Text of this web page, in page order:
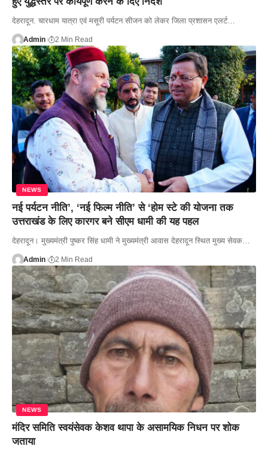
देहरादून. चारधाम यात्रा एवं मसूरी पर्यटन सीजन को लेकर जिला प्रशासन एलर्ट…
Admin 2 Min Read
NEWS
नई पर्यटन नीति’, ‘नई फिल्म नीति’ से ‘होम स्टे की योजना तक
उत्तराखंड के लिए कारगर बने सीएम धामी की यह पहल
देहरादून। मुख्यमंत्री पुष्कर सिंह धामी ने मुख्यमंत्री आवास देहरादून स्थित मुख्य सेवक…
Admin 2 Min Read
NEWS
मंदिर समिति स्वयंसेवक केशव थापा के असामयिक निधन पर शोक
जताया